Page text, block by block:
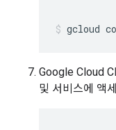
gcloud
Google Cloud
및 서비스에 액